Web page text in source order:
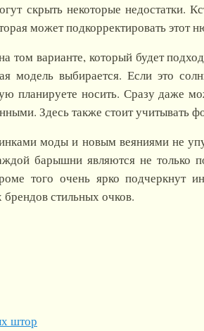
скрыть некоторые недостатки.
может подкорректировать этот
том варианте, который будет
модель выбирается. Если это
планируете носить. Сразу даже
Здесь также стоит учитывать
моды и новым веяниями не
барышни являются не только
того очень ярко подчеркнут
стильных очков.
штор